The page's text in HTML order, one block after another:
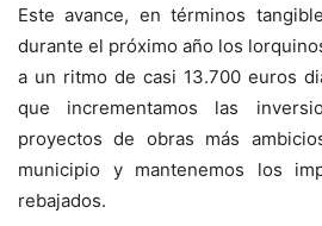
Este avance, en términos
durante el próximo año los
a un ritmo de casi 13.700 euros
que incrementamos las
proyectos de obras más
municipio y mantenemos los
rebajados.